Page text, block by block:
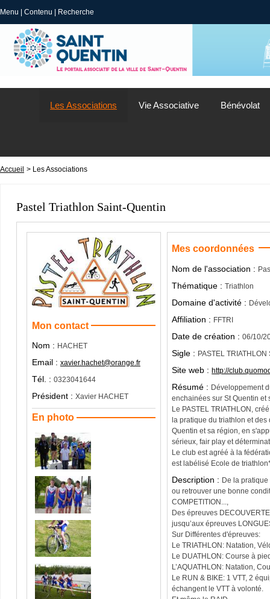
Menu Contenu Recherche
Les Associations Vie Associative Bénévolat
Accueil > Les Associations
Pastel Triathlon Saint-Quentin
Mon contact
Nom : HACHET
Email : xavier.hachet@orange.fr
Tél. : 0323041644
Président : Xavier HACHET
En photo
Mes coordonnées
Nom de l'association :
Thématique :Triathlon
Domaine d'activité :
Affiliation : FFTRI
Date de création :06/10/
Sigle : PASTEL
Site web :http://
Résumé : Développement
enchainées sur St Quentin et
Le PASTEL TRIATHLON,
la pratique du triathlon et
Quentin et sa région, en
sérieux, fair play et
Le club est agréé à la
est labélisé Ecole de
Description : De la
ou retrouver une bonne condition
COMPETITION...,
Des épreuves
jusqu’aux épreuves
Sur Différentes d'épreuves:
Le TRIATHLON: Natation,
Le DUATHLON: Course à
L’AQUATHLON: Natation,
Le RUN & BIKE: 1 VTT, 2
échangent le VTT à volonté.